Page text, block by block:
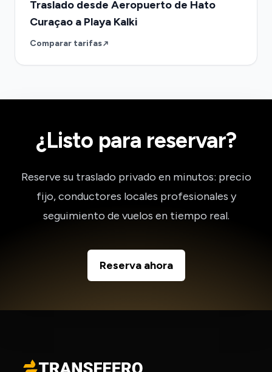
Traslado desde Aeropuerto de Hato
Curaçao a Playa Kalki
Comparar tarifas
¿Listo para reservar?
Reserve su traslado privado en minutos: precio
fijo, conductores locales profesionales y
seguimiento de vuelos en tiempo real.
Reserva ahora